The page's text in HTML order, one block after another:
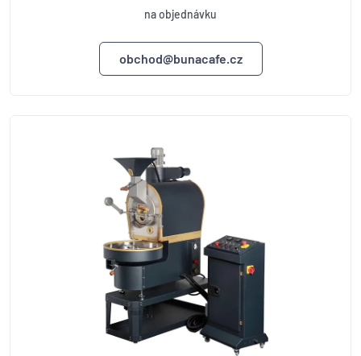
na objednávku
obchod@bunacafe.cz